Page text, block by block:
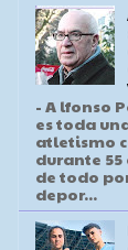
- A lfonso
es toda
atletismo
durante
de todo
depor...